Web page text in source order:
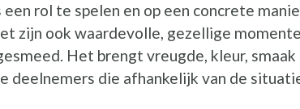
rol te spelen en op een concrete
zijn ook waardevolle, gezellige
Het brengt vreugde, kleur, smaak
deelnemers die afhankelijk van de